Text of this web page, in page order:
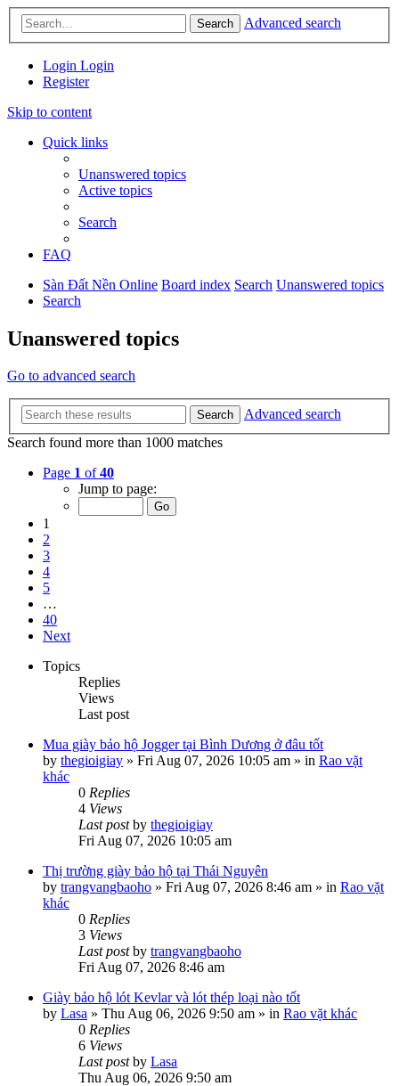
Search Advanced search
Login Login
Register
Skip to content
Quick links
Unanswered topics
Active topics
Search
FAQ
Sàn Đất Nền Online Board index Search Unanswered topics
Search
Unanswered topics
Go to advanced search
Search
Advanced search
Search found more than 1000 matches
Page 1 of40
Jump to page:
1
2
3
4
5
…
40
Next
Topics
Replies
Views
Last post
Mua giày bảo hộ Jogger tại Bình Dương ở đâu tốt
by thegioigiay » Fri Aug 07, 2026 10:05 am » in Rao vặt
khác
0 Replies
4 Views
Last postby thegioigiay
Fri Aug 07, 2026 10:05 am
Thị trường giày bảo hộ tại Thái Nguyên
by trangvangbaoho » Fri Aug 07, 2026 8:46 am » in Rao vặt
khác
0 Replies
3 Views
Last postby trangvangbaoho
Fri Aug 07, 2026 8:46 am
Giày bảo hộ lót Kevlar và lót thép loại nào tốt
by Lasa » Thu Aug 06, 2026 9:50 am » in Rao vặt khác
0 Replies
6 Views
Last postby Lasa
Thu Aug 06, 2026 9:50 am